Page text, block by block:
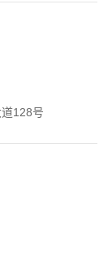
128号